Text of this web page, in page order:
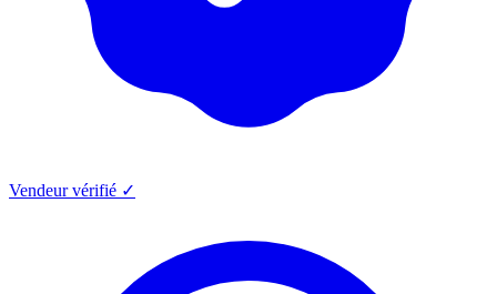
Vendeur vérifié ✓